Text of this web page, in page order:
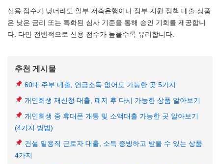
신용 점수가 낮더라도 일부 저축은행이나 정부 지원 정책 대출 상품
은 낮은 금리 또는 특화된 심사 기준을 통해 승인 기회를 제공합니
다. 다만 전반적으로 신용 점수가 높을수록 유리합니다.
추천 게시물
60대 주부 대출, 연금소득 없어도 가능한 곳 5가지
개인회생 재신청 대출, 폐지 후 다시 가능한 상품 알아보기
개인회생 중 휴대폰 개통 및 소액대출 가능한 곳 알아보기
(4가지 방법)
건설 일용직 근로자 대출, 소득 증빙하고 받을 수 있는 상품
4가지